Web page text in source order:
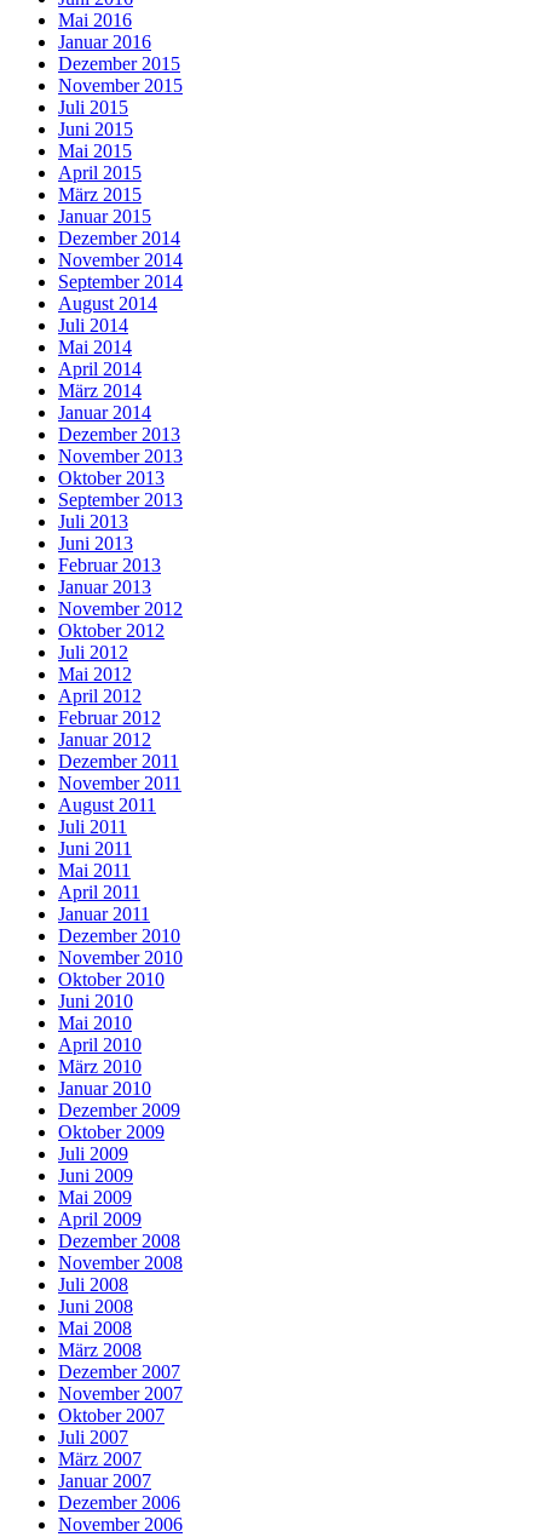
Mai 2016
Januar 2016
Dezember 2015
November 2015
Juli 2015
Juni 2015
Mai 2015
April 2015
März 2015
Januar 2015
Dezember 2014
November 2014
September 2014
August 2014
Juli 2014
Mai 2014
April 2014
März 2014
Januar 2014
Dezember 2013
November 2013
Oktober 2013
September 2013
Juli 2013
Juni 2013
Februar 2013
Januar 2013
November 2012
Oktober 2012
Juli 2012
Mai 2012
April 2012
Februar 2012
Januar 2012
Dezember 2011
November 2011
August 2011
Juli 2011
Juni 2011
Mai 2011
April 2011
Januar 2011
Dezember 2010
November 2010
Oktober 2010
Juni 2010
Mai 2010
April 2010
März 2010
Januar 2010
Dezember 2009
Oktober 2009
Juli 2009
Juni 2009
Mai 2009
April 2009
Dezember 2008
November 2008
Juli 2008
Juni 2008
Mai 2008
März 2008
Dezember 2007
November 2007
Oktober 2007
Juli 2007
März 2007
Januar 2007
Dezember 2006
November 2006